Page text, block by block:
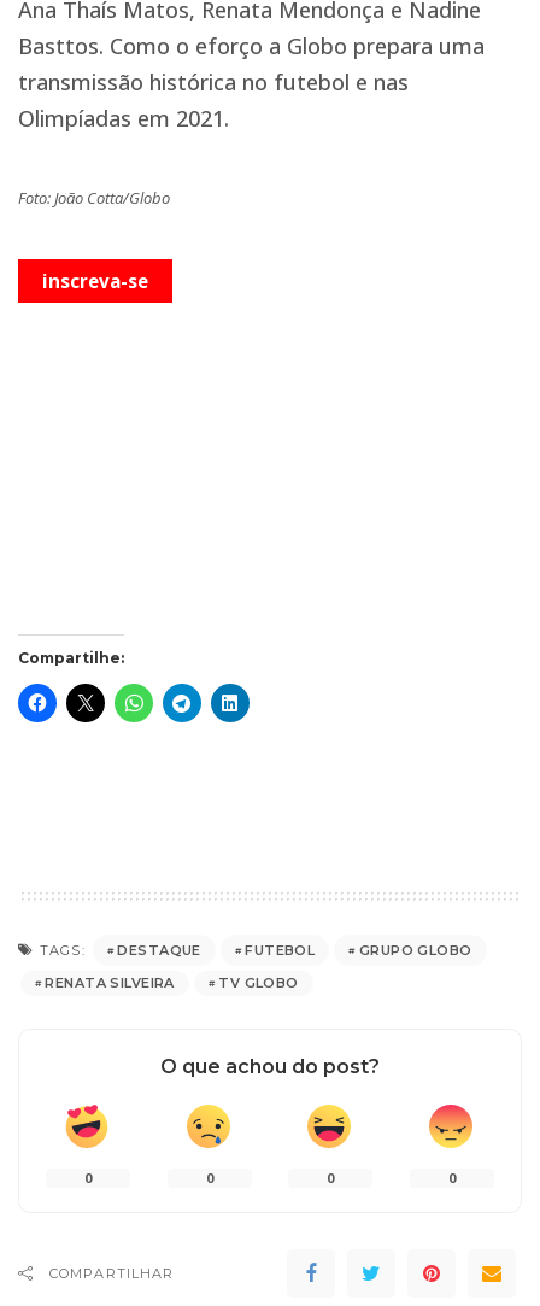
Ana Thaís Matos, Renata Mendonça e Nadine
Basttos. Como o eforço a Globo prepara uma
transmissão histórica no futebol e nas
Olimpíadas em 2021.
Foto: João Cotta/Globo
inscreva-se
Compartilhe:
TAGS: DESTAQUE FUTEBOL
GRUPO GLOBO
RENATA SILVEIRA
TV GLOBO
O que achou do post?
0 0 0 0
COMPARTILHAR